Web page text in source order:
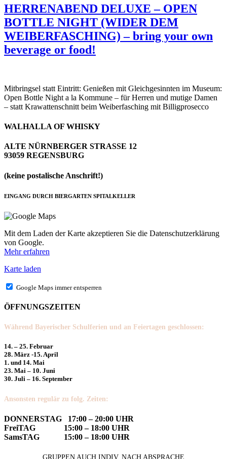
HERRENABEND DELUXE – OPEN
BOTTLE NIGHT (WIDER DEM
WEIBERFASCHING) – bring your own
beverage or food!
Mitbringsel statt Eintritt: Genießen mit Gleichgesinnten im Museum:
Open Bottle Night a la Kommune – für Herren und mutige Damen
– statt Krawattenschnitt beim Weiberfasching mit Billigprosecco
WALHALLA OF WHISKY
ALTE NÜRNBERGER STRASSE 12
93059 REGENSBURG
(keine postalische Anschrift!)
EINGANG DURCH BIERGARTEN SPITALKELLER
Mit dem Laden der Karte akzeptieren Sie die Datenschutzerklärung
von Google.
Mehr erfahren
Karte laden
Google Maps immer entsperren
ÖFFNUNGSZEITEN
Während Bayerischer Schulferien und an Feiertagen geschlossen:
14. – 25. Februar
28. März -15. April
1. und 14. Mai
23. Mai – 10. Juni
30. Juli – 16. September
Ansonsten regulär zu folg. Zeiten:
DONNERSTAG 17:00 – 20:00 UHR
FreiTAG 15:00 – 18:00 UHR
SamsTAG 15:00 – 18:00 UHR
GRUPPEN AUCH INDIV. NACH ABSPRACHE